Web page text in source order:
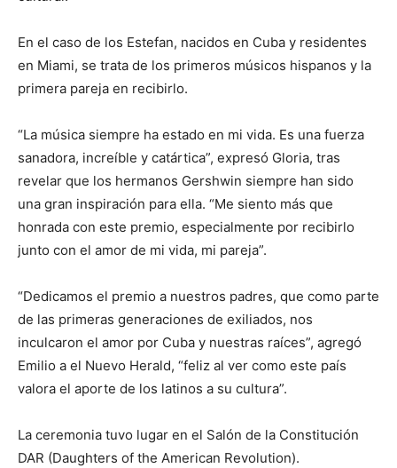
En el caso de los Estefan, nacidos en Cuba y residentes
en Miami, se trata de los primeros músicos hispanos y la
primera pareja en recibirlo.
“La música siempre ha estado en mi vida. Es una fuerza
sanadora, increíble y catártica”, expresó Gloria, tras
revelar que los hermanos Gershwin siempre han sido
una gran inspiración para ella. “Me siento más que
honrada con este premio, especialmente por recibirlo
junto con el amor de mi vida, mi pareja”.
“Dedicamos el premio a nuestros padres, que como parte
de las primeras generaciones de exiliados, nos
inculcaron el amor por Cuba y nuestras raíces”, agregó
Emilio a el Nuevo Herald, “feliz al ver como este país
valora el aporte de los latinos a su cultura”.
La ceremonia tuvo lugar en el Salón de la Constitución
DAR (Daughters of the American Revolution).